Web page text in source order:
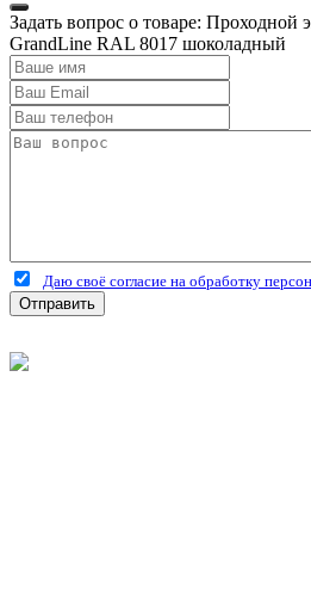
Задать вопрос о товаре: Проходной
GrandLine RAL 8017 шоколадный
Даю своё согласие на обработку
Отправить